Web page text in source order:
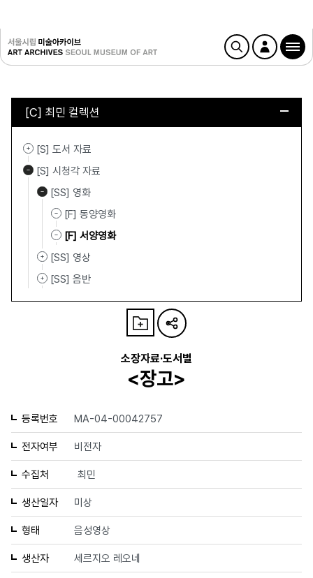
[C] 최민 컬렉션
[S] 도서 자료
[S] 시청각 자료
[SS] 영화
[F] 동양영화
[F] 서양영화
[SS] 영상
[SS] 음반
소장자료·도서별
<장고>
등록번호 MA-04-00042757
전자여부 비전자
수집처 최민
생산일자 미상
형태 음성영상
생산자 세르지오 레오네